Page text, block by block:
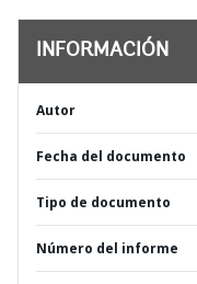
INFORMACIÓN
Autor
Fecha del documento
Tipo de documento
Número del informe